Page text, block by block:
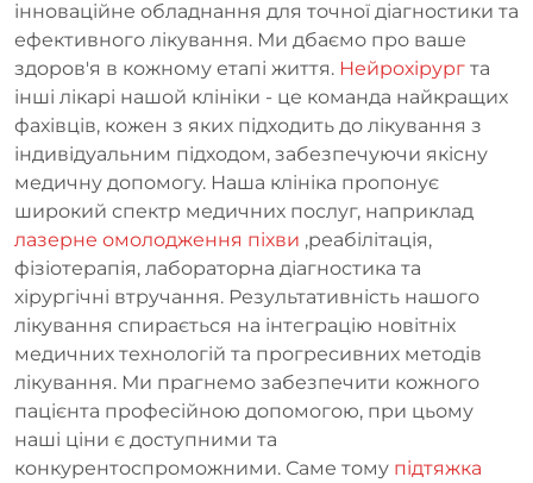
інноваційне обладнання для точної діагностики та
ефективного лікування. Ми дбаємо про ваше
здоров'я в кожному етапі життя. Нейрохірург та
інші лікарі нашой клініки - це команда найкращих
фахівців, кожен з яких підходить до лікування з
індивідуальним підходом, забезпечуючи якісну
медичну допомогу. Наша клініка пропонує
широкий спектр медичних послуг, наприклад
лазерне омолодження піхви ,реабілітація,
фізіотерапія, лабораторна діагностика та
хірургічні втручання. Результативність нашого
лікування спирається на інтеграцію новітніх
медичних технологій та прогресивних методів
лікування. Ми прагнемо забезпечити кожного
пацієнта професійною допомогою, при цьому
наші ціни є доступними та
конкурентоспроможними. Саме тому підтяжка